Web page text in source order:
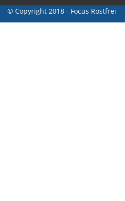
© Copyright 2018 - Focus Rostfrei